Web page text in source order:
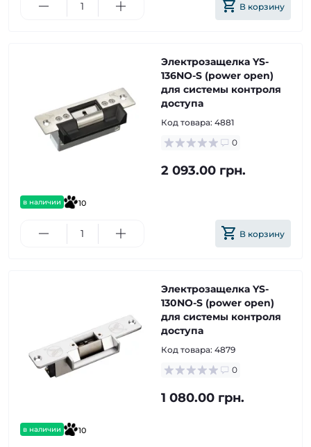
В корзину
в наличии 10
Электрозащелка YS-
136NO-S (power open)
для системы контроля
доступа
Код товара: 4881
0
2 093.00 грн.
В корзину
в наличии 10
Электрозащелка YS-
130NO-S (power open)
для системы контроля
доступа
Код товара: 4879
0
1 080.00 грн.